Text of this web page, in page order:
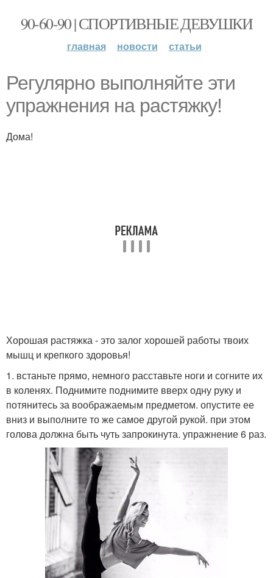
90-60-90 | СПОРТИВНЫЕ ДЕВУШКИ
главная новости статьи
Регулярно выполняйте эти
упражнения на растяжку!
Дома!
Хорошая растяжка - это залог хорошей работы твоих
мышц и крепкого здоровья!
1. встаньте прямо, немного расставьте ноги и согните их
в коленях. Поднимите поднимите вверх одну руку и
потянитесь за воображаемым предметом. опустите ее
вниз и выполните то же самое другой рукой. при этом
голова должна быть чуть запрокинута. упражнение 6 раз.